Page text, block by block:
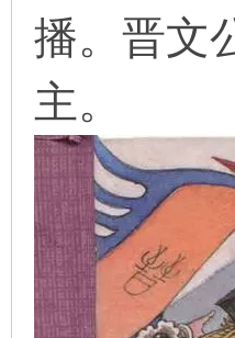
播。晋文
主。